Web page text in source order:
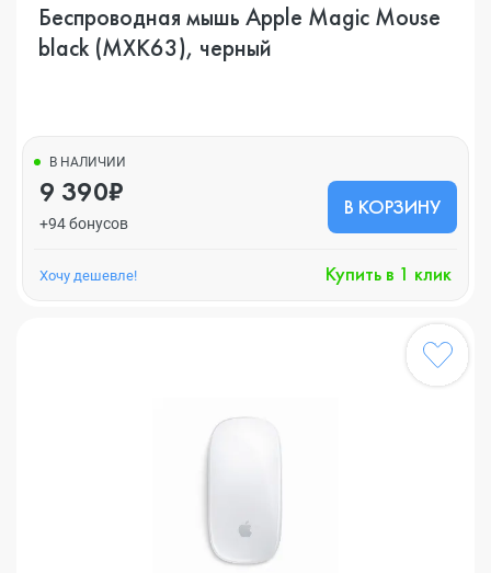
Беспроводная мышь Apple Magic Mouse
black (MXK63), черный
В НАЛИЧИИ
9 390₽
+94 бонусов
В КОРЗИНУ
Хочу дешевле! Купить в 1 клик